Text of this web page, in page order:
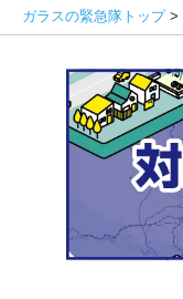
ガラスの緊急隊トップ>